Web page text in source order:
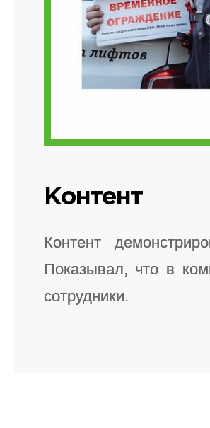
Контент
Контент
Показывал, что в
сотрудники.